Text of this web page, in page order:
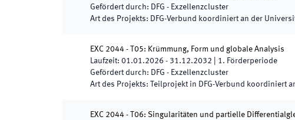
Gefördert durch: DFG - Exzellenzcluster
Art des Projekts: DFG-Verbund koordiniert an der
EXC 2044 - T05: Krümmung, Form und globale Analysis
Laufzeit: 01.01.2026 - 31.12.2032 1. Förderperiode
Gefördert durch: DFG - Exzellenzcluster
Art des Projekts: Teilprojekt in DFG-Verbund koordiniert
EXC 2044 - T06: Singularitäten und partielle